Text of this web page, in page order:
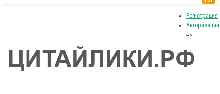
Регистрация
Авторизация
-->